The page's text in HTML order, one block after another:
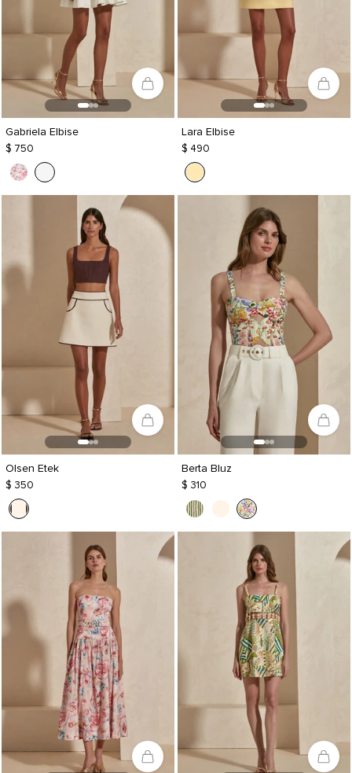
Gabriela Elbise
$ 750
Lara Elbise
$ 490
Olsen Etek
$ 350
Berta Bluz
$ 310